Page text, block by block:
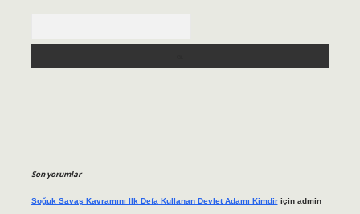
Son yorumlar
Soğuk Savaş Kavramını Ilk Defa Kullanan Devlet Adamı Kimdiriçin admin